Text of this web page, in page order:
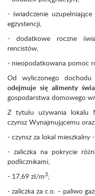
- świadczenie
egzystencji,
- dodatkowe roczne
rencistów,
- nieopodatkowana pomoc
Od wyliczonego dochodu
odejmuje się alimenty
gospodarstwa domowego
Z tytułu używania lokalu
czynsz Wynajmującemu
- czynsz za lokal mieszkalny
- zaliczka na pokrycie
podlicznikami,
- 17,69 zł/m3;
- zaliczka za c.o. – paliwo